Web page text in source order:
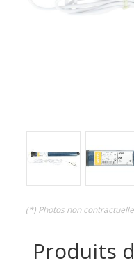
(*) Photos non
Produits